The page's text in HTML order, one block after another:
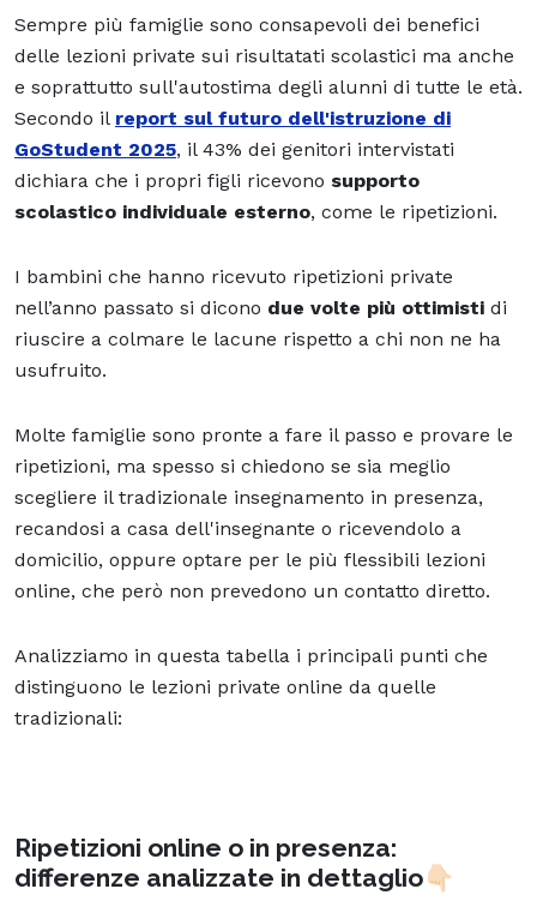
Sempre più famiglie sono consapevoli dei benefici
delle lezioni private sui risultatati scolastici ma anche
e soprattutto sull'autostima degli alunni di tutte le età.
Secondo il report sul futuro dell'istruzione di
GoStudent 2025, il 43% dei genitori intervistati
dichiara che i propri figli ricevono supporto
scolastico individuale esterno, come le ripetizioni.
I bambini che hanno ricevuto ripetizioni private
nell’anno passato si dicono due volte più ottimisti di
riuscire a colmare le lacune rispetto a chi non ne ha
usufruito.
Molte famiglie sono pronte a fare il passo e provare le
ripetizioni, ma spesso si chiedono se sia meglio
scegliere il tradizionale insegnamento in presenza,
recandosi a casa dell'insegnante o ricevendolo a
domicilio, oppure optare per le più flessibili lezioni
online, che però non prevedono un contatto diretto.
Analizziamo in questa tabella i principali punti che
distinguono le lezioni private online da quelle
tradizionali:
Ripetizioni online o in presenza:
differenze analizzate in dettaglio👇🏻